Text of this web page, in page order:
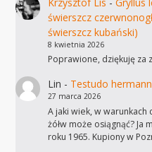
świerszcz
świerszcz kubański)
8 kwietnia 2026
Poprawione, dziękuję za
Lin - Testudo
27 marca 2026
A jaki wiek, w warunkach
żółw może osiągnąć? Ja
roku 1965. Kupiony w